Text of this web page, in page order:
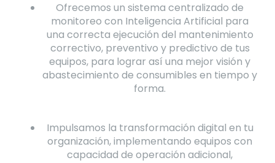
Ofrecemos un sistema centralizado de
monitoreo con Inteligencia Artificial para
una correcta ejecución del mantenimiento
correctivo, preventivo y predictivo de tus
equipos, para lograr así una mejor visión y
abastecimiento de consumibles en tiempo y
forma.
Impulsamos la transformación digital en tu
organización, implementando equipos con
capacidad de operación adicional,